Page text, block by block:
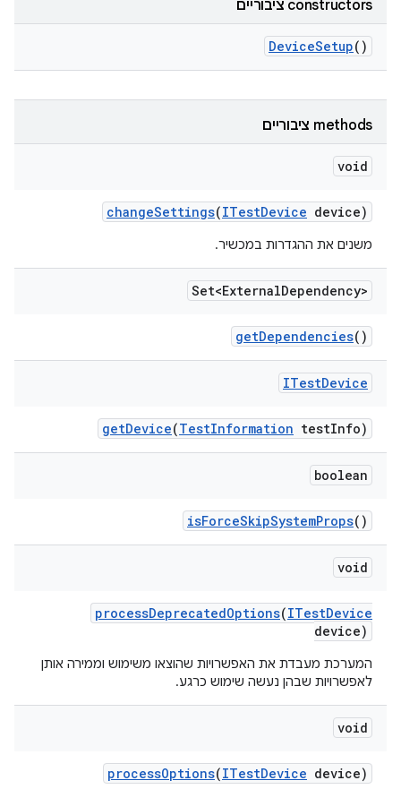
‫constructors ציבוריים
DeviceSetup()
‫methods ציבוריים
void
changeSettings(ITestDevice device)
משנים את ההגדרות במכשיר.
Set<ExternalDependency>
getDependencies()
ITestDevice
getDevice(TestInformation testInfo)
boolean
isForceSkipSystemProps()
void
processDeprecatedOptions(ITestDevice
device)
המערכת מעבדת את האפשרויות שהוצאו משימוש וממירה אותן
לאפשרויות שבהן נעשה שימוש כרגע.
void
processOptions(ITestDevice device)